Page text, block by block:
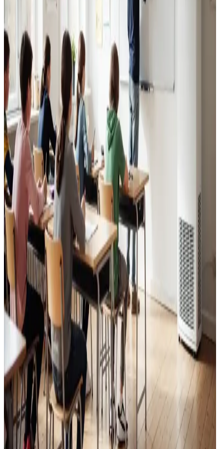
Erhvervsventilation
Kontorer, klinikker, butikker og restauranter i Viborg.
Godt indeklima for alle.
Læs mere
Skoleventilation
Frisk luft og bedre koncentration i skoler og institutioner
i Viborg.
Læs mere